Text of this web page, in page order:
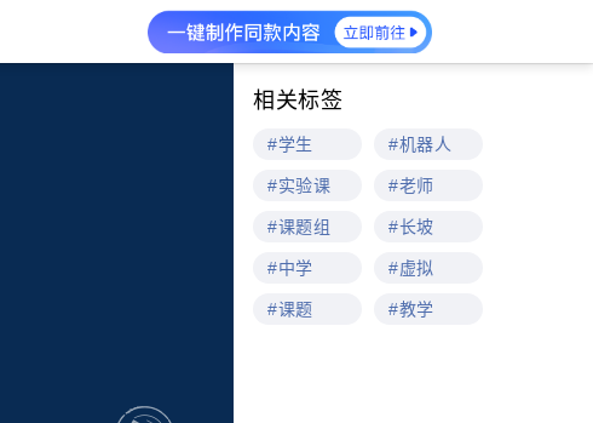
相关标签
#学生 #机器人
#实验课 #老师
#课题组 #长坡
#中学 #虚拟
#课题 #教学